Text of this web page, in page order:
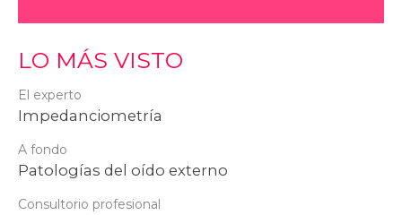
LO MÁS VISTO
El experto
Impedanciometría
A fondo
Patologías del oído externo
Consultorio profesional